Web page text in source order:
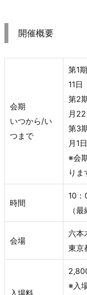
開催概要
会期
いつから/い
つまで
第1
11日
第2
月22
第3
月1
※会
りま
時間
10
（
会場
六本
東京
※入